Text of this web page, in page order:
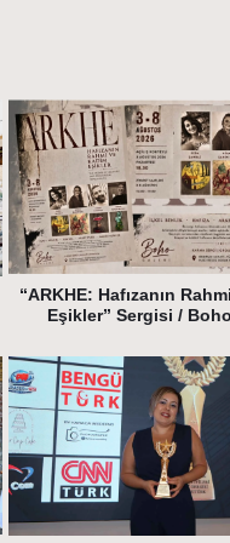
“ARKHE: Hafızanın
Eşikler” Sergisi /